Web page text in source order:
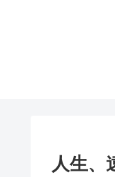
人生、